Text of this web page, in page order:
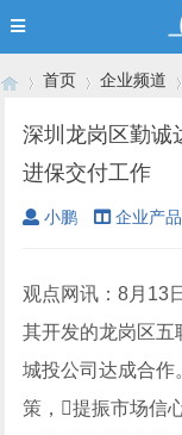
›
首页
›
企业频道
深圳龙岗区勤诚
进保交付工作
小鹏 企业产品
观点网讯：8月13
其开发的龙岗区五
城投公司达成合作
策，提振市场信